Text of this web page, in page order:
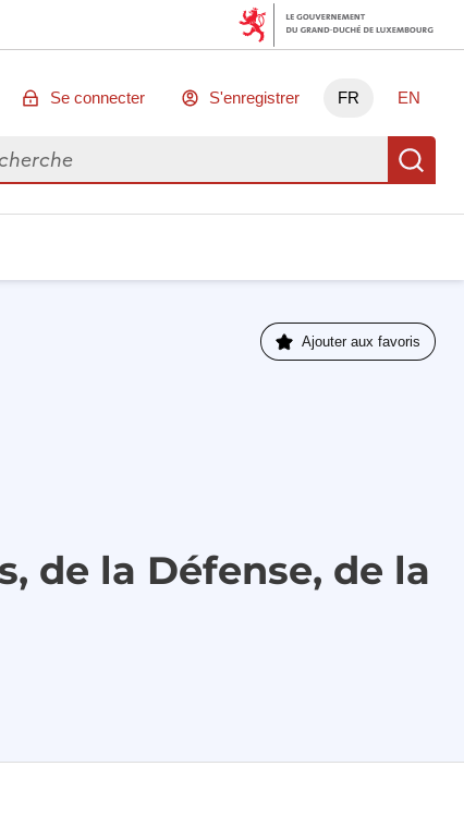
Se connecter S'enregistrer FR EN
des données
Ajouter aux favoris
de la Défense, de la